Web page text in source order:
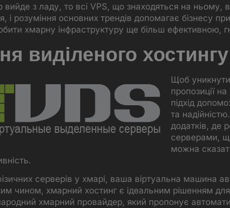
вийде з ладу, то всі VPS, що знаходяться на ньому,
і розуміння основних трендів допомагає бізнесу
хмарну інфраструктуру ще більш ефективною,
виділеного
Щоб
пропозиції
підхід
та
додатків, де
серверами,
можна
серверів у хмарі, ваша віртуальна машина
чином, хмарний хостинг є ідеальним рішенням
хмарний провайдер, який пропонує